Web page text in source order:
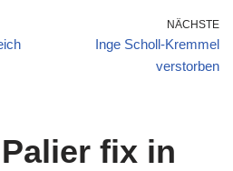
NÄCHSTE
Inge Scholl-Kremmel
verstorben
fix in